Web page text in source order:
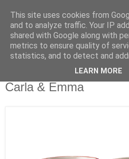
Carla & Emma
This site uses cookies from
and to analyze traffic. Your IP
shared with Google along with
metrics to ensure quality of
statistics, and to detect and
LEARN MORE